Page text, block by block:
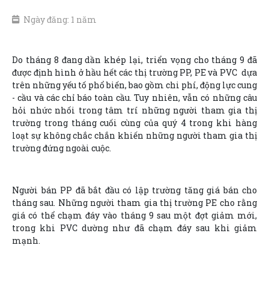
Ngày đăng: 1 năm
Do tháng 8 đang dần khép lại, triển vọng cho tháng 9 đã
được định hình ở hầu hết các thị trường PP, PE và PVC dựa
trên những yếu tố phổ biến, bao gồm chi phí, động lực cung
- cầu và các chỉ báo toàn cầu. Tuy nhiên, vẫn có những câu
hỏi nhức nhối trong tâm trí những người tham gia thị
trường trong tháng cuối cùng của quý 4 trong khi hàng
loạt sự không chắc chắn khiến những người tham gia thị
trường đứng ngoài cuộc.
Người bán PP đã bắt đầu có lập trường tăng giá bán cho
tháng sau. Những người tham gia thị trường PE cho rằng
giá có thể chạm đáy vào tháng 9 sau một đợt giảm mới,
trong khi PVC dường như đã chạm đáy sau khi giảm
mạnh.